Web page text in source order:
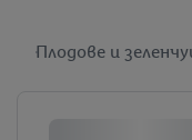
Плодове и